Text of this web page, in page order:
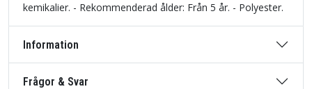
kemikalier. - Rekommenderad ålder: Från 5 år. - Polyester.
Information
Frågor & Svar